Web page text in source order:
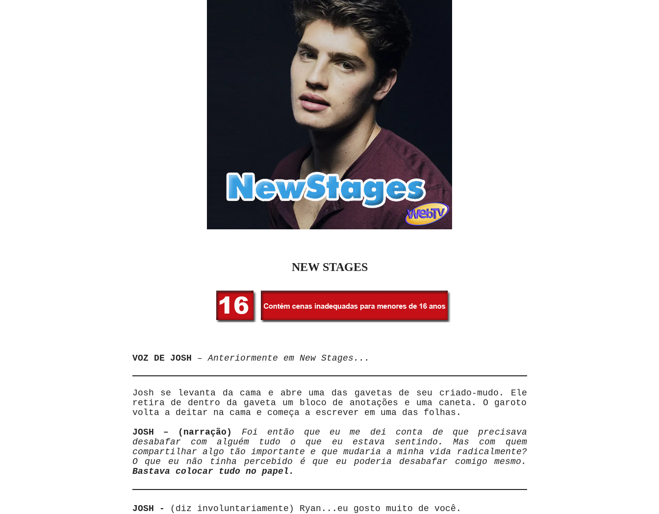
NEW STAGES
VOZ DE JOSH – Anteriormente em New Stages...
Josh se levanta da cama e abre uma das gavetas de seu criado-mudo. Ele
retira de dentro da gaveta um bloco de anotações e uma caneta. O garoto
volta a deitar na cama e começa a escrever em uma das folhas.
JOSH – (narração) Foi então que eu me dei conta de que precisava
desabafar com alguém tudo o que eu estava sentindo. Mas com quem
compartilhar algo tão importante e que mudaria a minha vida radicalmente?
O que eu não tinha percebido é que eu poderia desabafar comigo mesmo.
Bastava colocar tudo no papel.
JOSH - (diz involuntariamente) Ryan...eu gosto muito de você.